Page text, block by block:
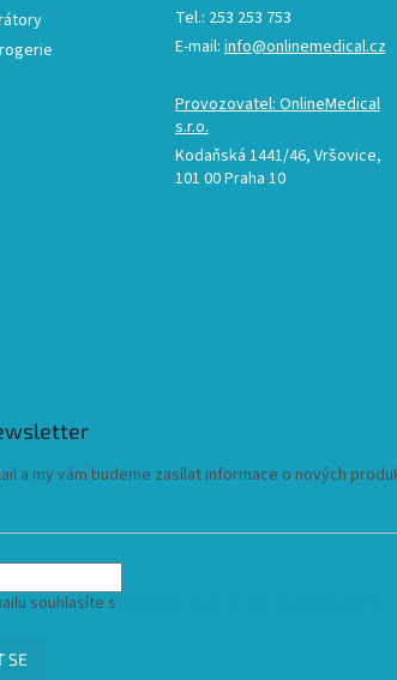
Tel.: 253 253 753
E-mail: info@onlinemedical.cz
Provozovatel: OnlineMedical
s.r.o.
Kodaňská 1441/46, Vršovice,
101 00 Praha 10
a my vám budeme zasílat informace o nových
souhlasíte s
SE